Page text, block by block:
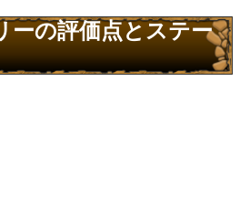
ーの評価点とステー